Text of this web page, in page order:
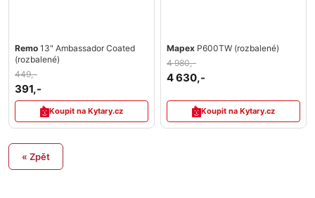
Remo 13" Ambassador Coated
(rozbalené)
449,-
391,-
Koupit na Kytary.cz
Mapex P600TW (rozbalené)
4 980,-
4 630,-
Koupit na Kytary.cz
« Zpět